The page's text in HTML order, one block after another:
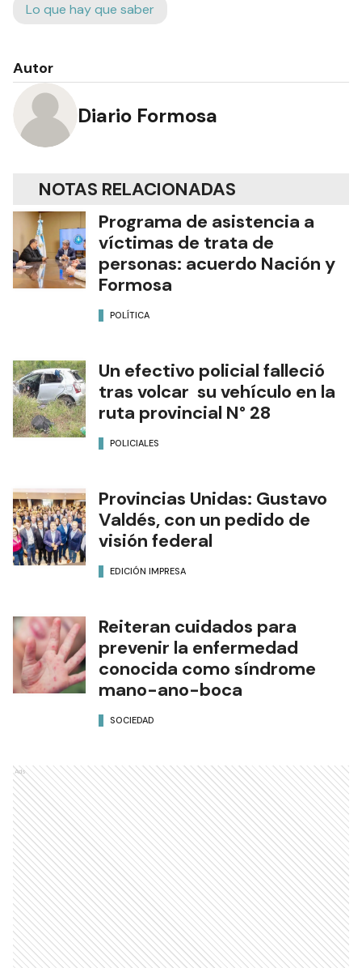
Lo que hay que saber
Autor
Diario Formosa
NOTAS RELACIONADAS
Programa de asistencia a
víctimas de trata de
personas: acuerdo Nación y
Formosa
POLÍTICA
Un efectivo policial falleció
tras volcar su vehículo en la
ruta provincial N° 28
POLICIALES
Provincias Unidas: Gustavo
Valdés, con un pedido de
visión federal
EDICIÓN IMPRESA
Reiteran cuidados para
prevenir la enfermedad
conocida como síndrome
mano-ano-boca
SOCIEDAD
Ads